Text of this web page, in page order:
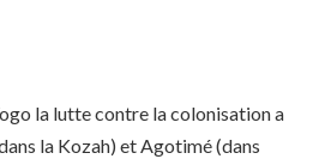
la lutte contre la colonisation a
la Kozah) et Agotimé (dans